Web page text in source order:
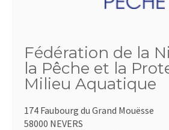
Fédération de la
la Pêche et la
Milieu Aquatique
174 Faubourg du Grand Mouësse
58000 NEVERS